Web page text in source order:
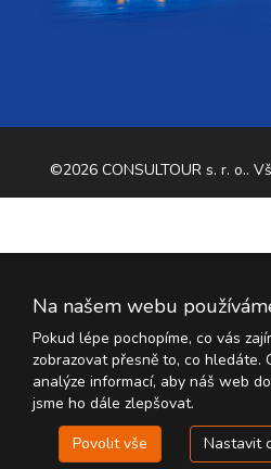
©2026 CONSULTOUR s. r. o..
Na našem webu
Pokud lépe pochopíme, co vás
zobrazovat přesně to, co hledáte.
analýze informací, aby náš web
jsme ho dále zlepšovat.
Povolit vše
Nastavit